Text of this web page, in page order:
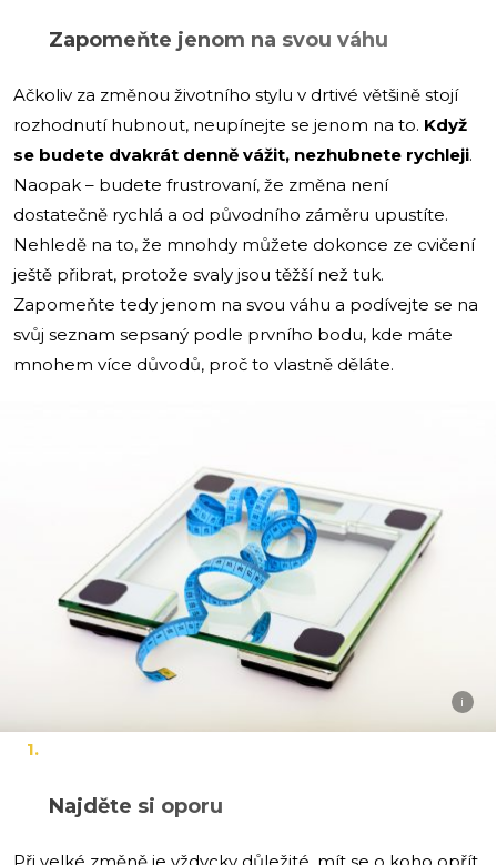
Zapomeňte jenom na svou váhu
Ačkoliv za změnou životního stylu v drtivé většině stojí
rozhodnutí hubnout, neupínejte se jenom na to. Když
se budete dvakrát denně vážit, nezhubnete rychleji.
Naopak – budete frustrovaní, že změna není
dostatečně rychlá a od původního záměru upustíte.
Nehledě na to, že mnohdy můžete dokonce ze cvičení
ještě přibrat, protože svaly jsou těžší než tuk.
Zapomeňte tedy jenom na svou váhu a podívejte se na
svůj seznam sepsaný podle prvního bodu, kde máte
mnohem více důvodů, proč to vlastně děláte.
i
Najděte si oporu
Při velké změně je vždycky důležité, mít se o koho opřít.